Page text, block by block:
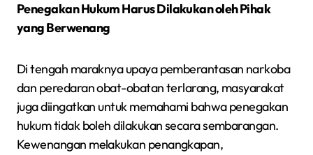
Penegakan Hukum Harus Dilakukan oleh Pihak
yang Berwenang
Di tengah maraknya upaya pemberantasan narkoba
dan peredaran obat-obatan terlarang, masyarakat
juga diingatkan untuk memahami bahwa penegakan
hukum tidak boleh dilakukan secara sembarangan.
Kewenangan melakukan penangkapan,